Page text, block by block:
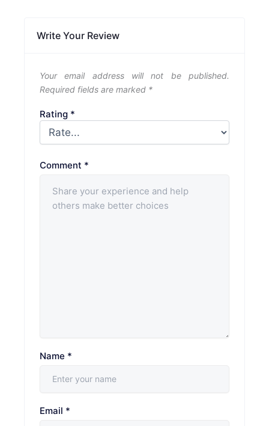
Write Your Review
Your email address will not be published.
Required fields are marked *
Rating *
Comment *
Name *
Email *